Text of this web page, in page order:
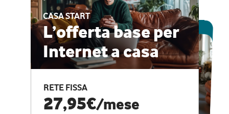
CASA START
L’offerta base per
Internet a casa
RETE FISSA
27,95€/mese
ESCLUSIVA ONLINE
CASA PRO
Internet veloce e
vantaggi speciali